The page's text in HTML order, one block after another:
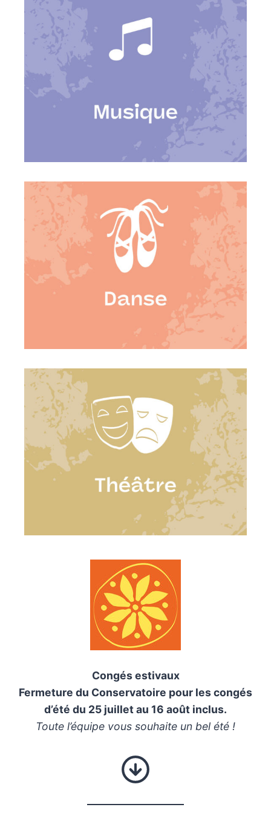
Congés estivaux
Fermeture du Conservatoire pour les congés
d’été du 25 juillet au 16 août inclus.
Toute l’équipe vous souhaite un bel été !